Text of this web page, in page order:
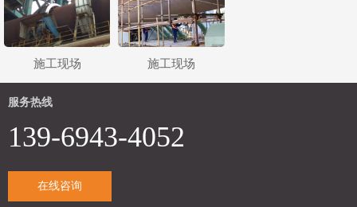
施工现场 施工现场
服务热线
139-6943-4052
在线咨询